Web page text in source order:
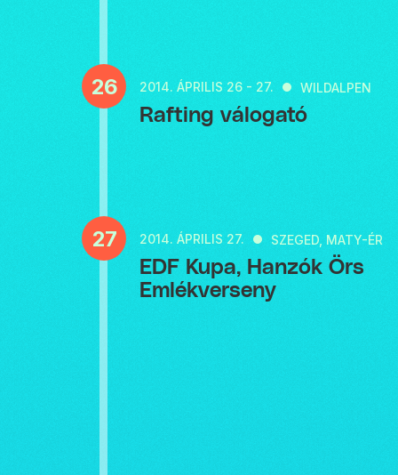
26 2014. ÁPRILIS 26 - 27. WILDALPEN
Rafting válogató
27 2014. ÁPRILIS 27. SZEGED, MATY-ÉR
EDF Kupa, Hanzók Örs
Emlékverseny